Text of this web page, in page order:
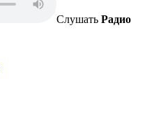
Слушать Радио